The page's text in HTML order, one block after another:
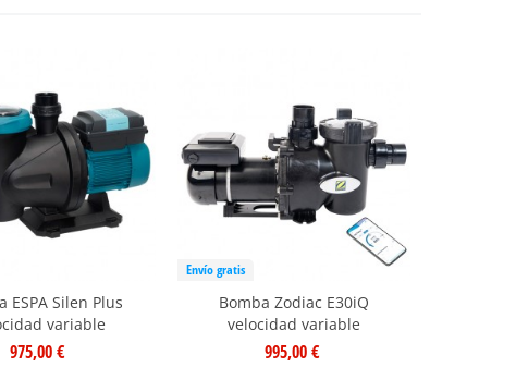
ESPA Silen Plus
variable
975,00 €
Envío gratis
Bomba Zodiac E30iQ
velocidad variable
995,00 €